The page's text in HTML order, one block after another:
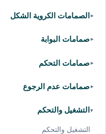
▸الصمامات الكروية الشكل
▸صمامات البوابة
▸صمامات التحكم
▸صمامات عدم الرجوع
▸ التشغيل والتحكم
التشغيل والتحكم